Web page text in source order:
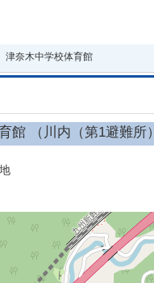
津奈木中学校体育館
館 （川内（第1避難所